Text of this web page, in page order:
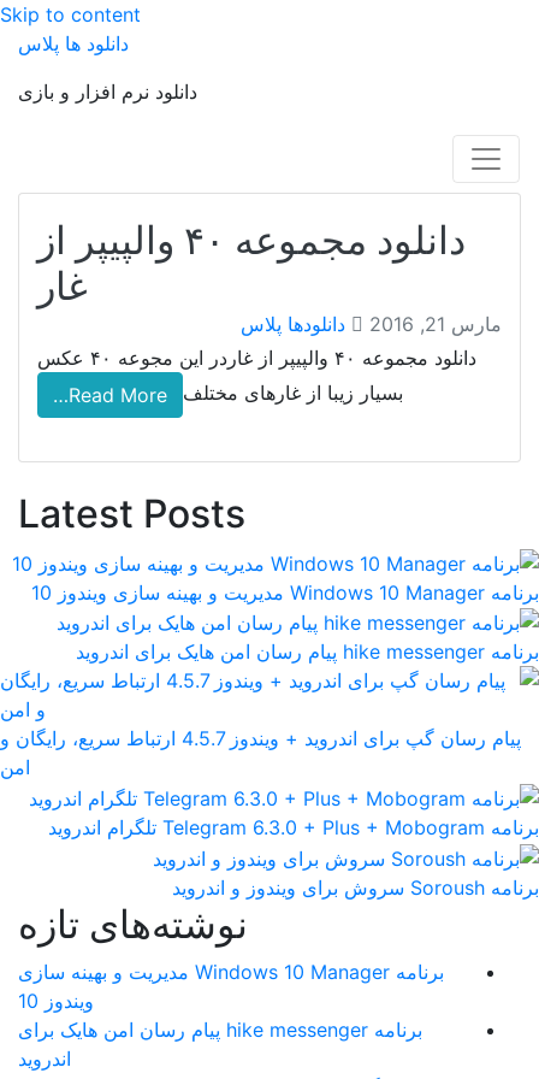
Skip to content
دانلود ها پلاس
دانلود نرم افزار و بازی
دانلود مجموعه ۴۰ والپیپر از
غار
مارس 21, 2016
دانلودها پلاس
دانلود مجموعه ۴۰ والپیپر از غاردر این مجوعه ۴۰ عکس
بسیار زیبا از غارهای مختلف
Read More…
Latest Posts
برنامه Windows 10 Manager مدیریت و بهینه سازی ویندوز 10
برنامه hike messenger پیام‌ رسان‌ امن هایک برای اندروید
پیام رسان گپ برای اندروید + ویندوز 4.5.7 ارتباط سریع، رایگان و
امن
برنامه Telegram 6.3.0 + Plus + Mobogram تلگرام اندروید
برنامه Soroush سروش برای ویندوز و اندروید
نوشته‌های تازه
برنامه Windows 10 Manager مدیریت و بهینه سازی
ویندوز 10
برنامه hike messenger پیام‌ رسان‌ امن هایک برای
اندروید